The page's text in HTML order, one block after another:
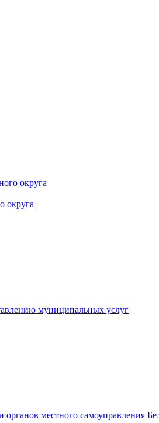
округа
округа
муниципальных услуг
местного самоуправления